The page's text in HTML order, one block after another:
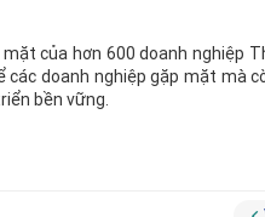
của hơn 600 doanh nghiệp
các doanh nghiệp gặp mặt mà
bền vững.